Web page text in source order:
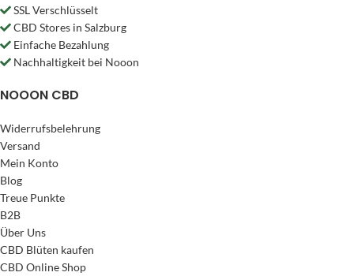
SSL Verschlüsselt
CBD Stores in Salzburg
Einfache Bezahlung
Nachhaltigkeit bei Nooon
NOOON CBD
Widerrufsbelehrung
Versand
Mein Konto
Blog
Treue Punkte
B2B
Über Uns
CBD Blüten kaufen
CBD Online Shop